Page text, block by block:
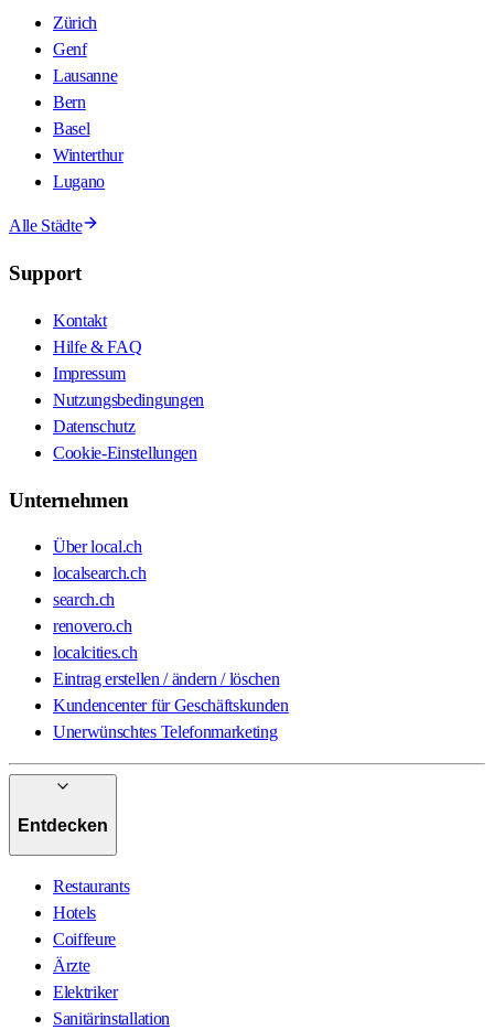
Zürich
Genf
Lausanne
Bern
Basel
Winterthur
Lugano
Alle Städte
Support
Kontakt
Hilfe & FAQ
Impressum
Nutzungsbedingungen
Datenschutz
Cookie-Einstellungen
Unternehmen
Über local.ch
localsearch.ch
search.ch
renovero.ch
localcities.ch
Eintrag erstellen / ändern / löschen
Kundencenter für Geschäftskunden
Unerwünschtes Telefonmarketing
Entdecken
Restaurants
Hotels
Coiffeure
Ärzte
Elektriker
Sanitärinstallation